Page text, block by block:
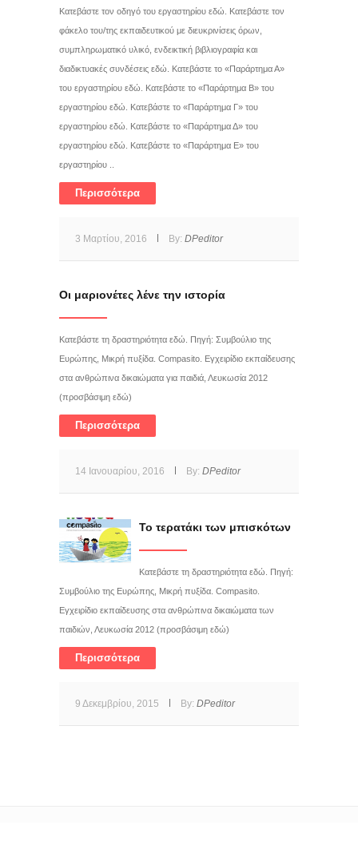
Κατεβάστε τον οδηγό του εργαστηρίου εδώ. Κατεβάστε τον
φάκελο του/της εκπαιδευτικού με διευκρινίσεις όρων,
συμπληρωματικό υλικό, ενδεικτική βιβλιογραφία και
διαδικτυακές συνδέσεις εδώ. Κατεβάστε το «Παράρτημα Α»
του εργαστηρίου εδώ. Κατεβάστε το «Παράρτημα Β» του
εργαστηρίου εδώ. Κατεβάστε το «Παράρτημα Γ» του
εργαστηρίου εδώ. Κατεβάστε το «Παράρτημα Δ» του
εργαστηρίου εδώ. Κατεβάστε το «Παράρτημα Ε» του
εργαστηρίου ..
Περισσότερα
3 Μαρτίου, 2016 By: DPeditor
Οι μαριονέτες λένε την ιστορία
Κατεβάστε τη δραστηριότητα εδώ. Πηγή: Συμβούλιο της
Ευρώπης, Μικρή πυξίδα. Compasito. Εγχειρίδιο εκπαίδευσης
στα ανθρώπινα δικαιώματα για παιδιά, Λευκωσία 2012
(προσβάσιμη εδώ)
Περισσότερα
14 Ιανουαρίου, 2016 By: DPeditor
Το τερατάκι των μπισκότων
Κατεβάστε τη δραστηριότητα εδώ. Πηγή:
Συμβούλιο της Ευρώπης, Μικρή πυξίδα. Compasito.
Εγχειρίδιο εκπαίδευσης στα ανθρώπινα δικαιώματα των
παιδιών, Λευκωσία 2012 (προσβάσιμη εδώ)
Περισσότερα
9 Δεκεμβρίου, 2015 By: DPeditor